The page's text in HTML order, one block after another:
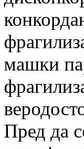
машки
Пред да